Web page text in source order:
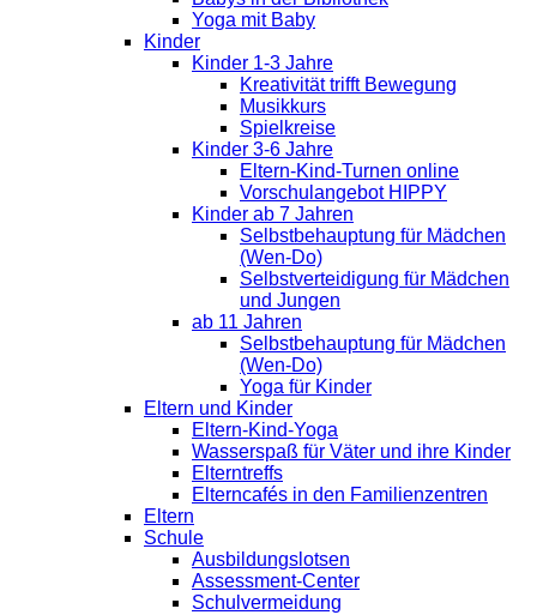
Yoga mit Baby
Kinder
Kinder 1-3 Jahre
Kreativität trifft Bewegung
Musikkurs
Spielkreise
Kinder 3-6 Jahre
Eltern-Kind-Turnen online
Vorschulangebot HIPPY
Kinder ab 7 Jahren
Selbstbehauptung für Mädchen
(Wen-Do)
Selbstverteidigung für Mädchen
und Jungen
ab 11 Jahren
Selbstbehauptung für Mädchen
(Wen-Do)
Yoga für Kinder
Eltern und Kinder
Eltern-Kind-Yoga
Wasserspaß für Väter und ihre Kinder
Elterntreffs
Elterncafés in den Familienzentren
Eltern
Schule
Ausbildungslotsen
Assessment-Center
Schulvermeidung